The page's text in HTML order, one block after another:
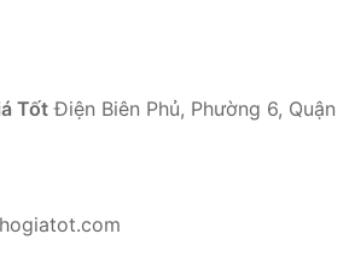
Tốt Điện Biên Phủ, Phường 6, Quận